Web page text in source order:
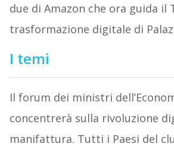
due di Amazon che ora guida il
trasformazione digitale di
I temi
Il forum dei ministri
concentrerà sulla rivoluzione
manifattura. Tutti i Paesi del